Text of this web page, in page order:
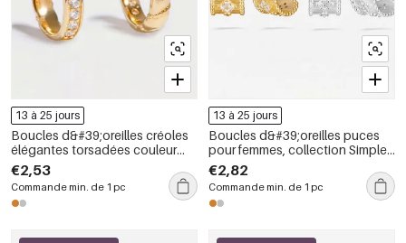
13 à 25 jours
Boucles d&#39;oreilles créoles
élégantes torsadées couleur
cuivre doré de la collection
Simple Series
€2,53
Commande min. de 1 pc
13 à 25 jours
Boucles d&#39;oreilles puces
pour femmes, collection Simple
Series Retro Flower Lines,
couleur cuivre doré
€2,82
Commande min. de 1 pc